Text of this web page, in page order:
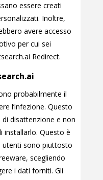
essere creati
Inoltre,
avere accesso
per cui sei
Redirect.
probabilmente il
l’infezione. Questo
disattenzione e non
installarlo. Questo è
utenti sono piuttosto
scegliendo
i dati forniti. Gli